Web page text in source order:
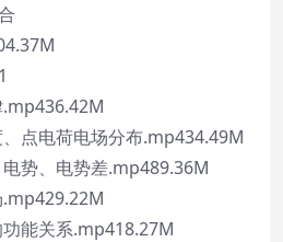
点电荷电场分布.mp434.49M
势、电势差.mp489.36M
能关系.mp418.27M